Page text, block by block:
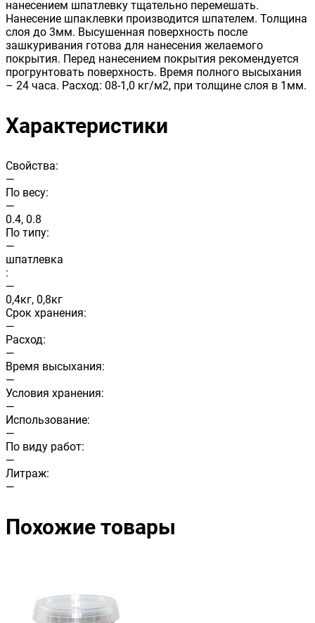
нанесением шпатлевку тщательно перемешать.
Нанесение шпаклевки производится шпателем. Толщина
слоя до 3мм. Высушенная поверхность после
зашкуривания готова для нанесения желаемого
покрытия. Перед нанесением покрытия рекомендуется
прогрунтовать поверхность. Время полного высыхания
– 24 часа. Расход: 08-1,0 кг/м2, при толщине слоя в 1мм.
Характеристики
Свойства:
—
По весу:
—
0.4, 0.8
По типу:
—
шпатлевка
:
—
0,4кг, 0,8кг
Срок хранения:
—
Расход:
—
Время высыхания:
—
Условия хранения:
—
Использование:
—
По виду работ:
—
Литраж:
—
Похожие товары